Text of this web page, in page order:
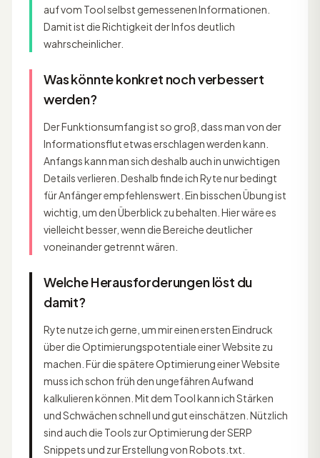
auf vom Tool selbst gemessenen Informationen.
Damit ist die Richtigkeit der Infos deutlich
wahrscheinlicher.
Was könnte konkret noch verbessert
werden?
Der Funktionsumfang ist so groß, dass man von der
Informationsflut etwas erschlagen werden kann.
Anfangs kann man sich deshalb auch in unwichtigen
Details verlieren. Deshalb finde ich Ryte nur bedingt
für Anfänger empfehlenswert. Ein bisschen Übung ist
wichtig, um den Überblick zu behalten. Hier wäre es
vielleicht besser, wenn die Bereiche deutlicher
voneinander getrennt wären.
Welche Herausforderungen löst du
damit?
Ryte nutze ich gerne, um mir einen ersten Eindruck
über die Optimierungspotentiale einer Website zu
machen. Für die spätere Optimierung einer Website
muss ich schon früh den ungefähren Aufwand
kalkulieren können. Mit dem Tool kann ich Stärken
und Schwächen schnell und gut einschätzen. Nützlich
sind auch die Tools zur Optimierung der SERP
Snippets und zur Erstellung von Robots.txt.